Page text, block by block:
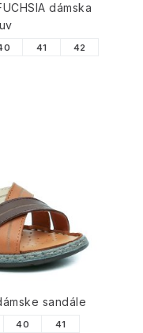
dámska
41 42
sandále
40 41